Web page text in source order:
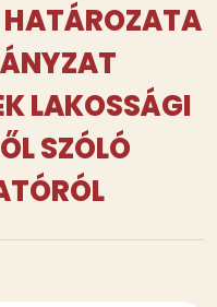
LAKOSSÁGI
SZÓLÓ